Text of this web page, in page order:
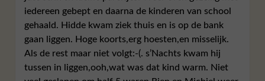
iedereen gebept en daarna de kinderen van school
gehaald. Hidde kwam ziek thuis en is op de bank
gaan liggen. Hoge koorts,erg hoesten,en misselijk.
Als de rest maar niet volgt:-(. s’Nachts kwam hij
tussen in liggen,ooh,wat was dat kind warm. Niet